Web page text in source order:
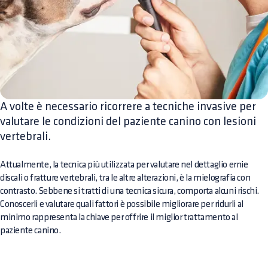
A volte è necessario ricorrere a tecniche invasive per
valutare le condizioni del paziente canino con lesioni
vertebrali.
Attualmente, la tecnica più utilizzata per valutare nel dettaglio ernie
discali o fratture vertebrali, tra le altre alterazioni, è la mielografia con
contrasto. Sebbene si tratti di una tecnica sicura, comporta alcuni rischi.
Conoscerli e valutare quali fattori è possibile migliorare per ridurli al
minimo rappresenta la chiave per offrire il miglior trattamento al
paziente canino.